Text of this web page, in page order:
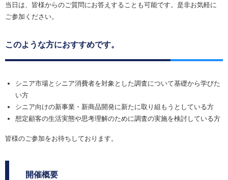
当日は、皆様からのご質問にお答えすることも可能です。是非お気軽に
ご参加ください。
このような方におすすめです。
シニア市場とシニア消費者を対象とした調査について基礎から学びた
い方
シニア向けの新事業・新商品開発に新たに取り組もうとしている方
想定顧客の生活実態や思考理解のために調査の実施を検討している方
皆様のご参加をお待ちしております。
開催概要